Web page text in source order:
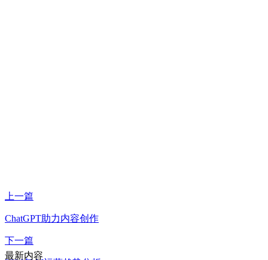
上一篇
ChatGPT助力内容创作
下一篇
最新内容